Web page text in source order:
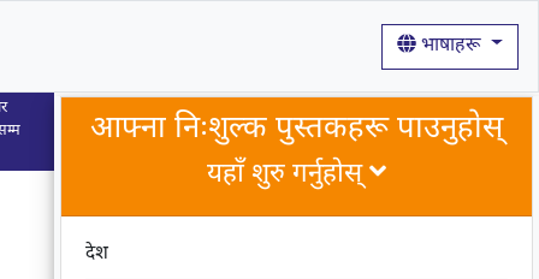
भाषाहरू
आफ्ना निःशुल्क पुस्तकहरू पाउनुहोस्
यहाँ शुरु गर्नुहोस्
देश